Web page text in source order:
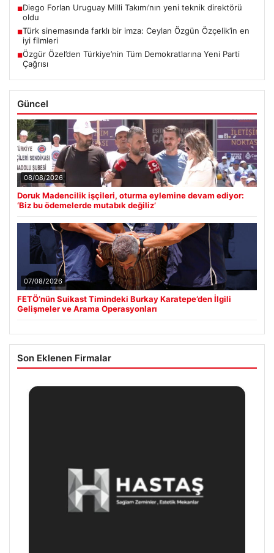
■Diego Forlan Uruguay Milli Takımı’nın yeni teknik direktörü
oldu
■Türk sinemasında farklı bir imza: Ceylan Özgün Özçelik’in en
iyi filmleri
■Özgür Özel’den Türkiye’nin Tüm Demokratlarına Yeni Parti
Çağrısı
Güncel
08/08/2026
Doruk Madencilik işçileri, oturma eylemine devam ediyor:
‘Biz bu ödemelerde mutabık değiliz’
07/08/2026
FETÖ’nün Suikast Timindeki Burkay Karatepe’den İlgili
Gelişmeler ve Arama Operasyonları
Son Eklenen Firmalar